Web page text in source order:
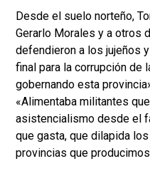
Desde el suelo norteño,
Gerarlo Morales y a otros
defendieron a los jujeños
final para la corrupción de
gobernando esta
«Alimentaba militantes
asistencialismo desde el
que gasta, que dilapida
provincias que